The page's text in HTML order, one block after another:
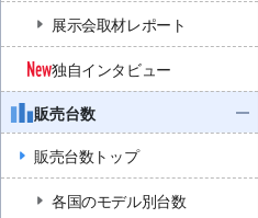
展示会取材レポート
独自インタビュー
販売台数
販売台数トップ
各国のモデル別台数